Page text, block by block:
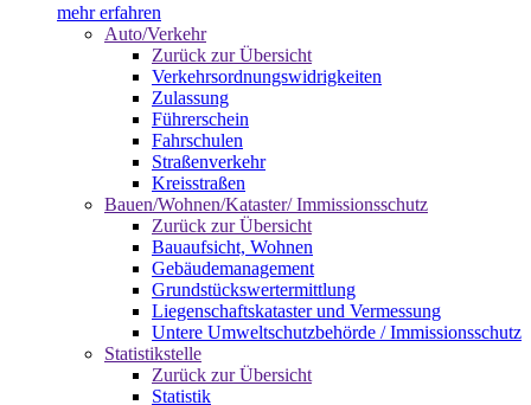
mehr erfahren
Auto/Verkehr
Zurück zur Übersicht
Verkehrsordnungswidrigkeiten
Zulassung
Führerschein
Fahrschulen
Straßenverkehr
Kreisstraßen
Bauen/Wohnen/Kataster/ Immissionsschutz
Zurück zur Übersicht
Bauaufsicht, Wohnen
Gebäudemanagement
Grundstückswertermittlung
Liegenschaftskataster und Vermessung
Untere Umweltschutzbehörde / Immissionsschutz
Statistikstelle
Zurück zur Übersicht
Statistik